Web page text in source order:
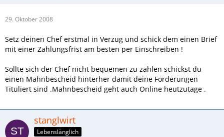
29. Oktober 2008
Setz deinen Chef erstmal in Verzug und schick dem einen Brief
mit einer Zahlungsfrist am besten per Einschreiben !
Sollte sich der Chef nicht bequemen zu zahlen schickst du
einen Mahnbescheid hinterher damit deine Forderungen
Tituliert sind .Mahnbescheid geht auch Online heutzutage .
stanglwirt
Lebenslänglich